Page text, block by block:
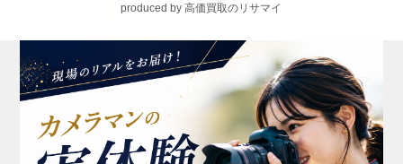
produced by 高価買取のリサマイ